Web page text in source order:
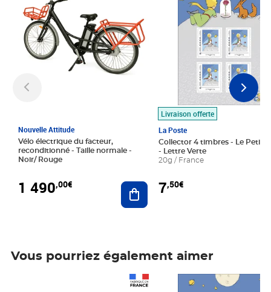
Nouvelle Attitude
Vélo électrique du facteur,
reconditionné - Taille normale -
Noir/ Rouge
1 490,00€ Ajouter au panier
Livraison offerte
La Poste
Collector 4 timbres - Le Petit
- Lettre Verte
20g / France
7,50€
Vous pourriez également aimer
Prix 7,50€